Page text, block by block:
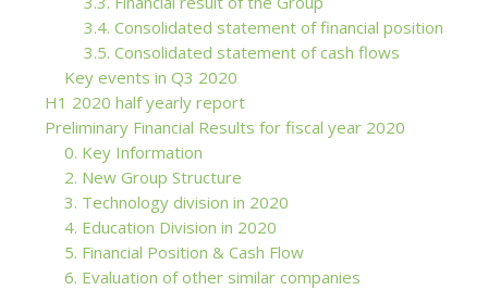
3.4. Consolidated statement of financial position
3.5. Consolidated statement of cash flows
Key events in Q3 2020
H1 2020 half yearly report
Preliminary Financial Results for fiscal year 2020
0. Key Information
2. New Group Structure
3. Technology division in 2020
4. Education Division in 2020
5. Financial Position & Cash Flow
6. Evaluation of other similar companies